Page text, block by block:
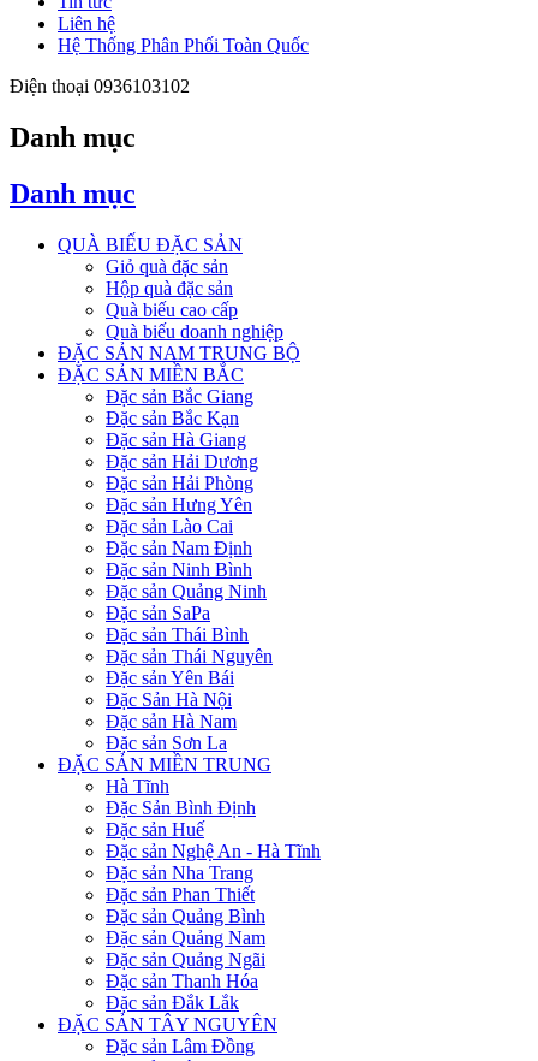
Liên hệ
Hệ Thống Phân Phối Toàn Quốc
Điện thoại 0936103102
Danh mục
Danh mục
QUÀ BIẾU ĐẶC SẢN
Giỏ quà đặc sản
Hộp quà đặc sản
Quà biếu cao cấp
Quà biếu doanh nghiệp
ĐẶC SẢN NAM TRUNG BỘ
ĐẶC SẢN MIỀN BẮC
Đặc sản Bắc Giang
Đặc sản Bắc Kạn
Đặc sản Hà Giang
Đặc sản Hải Dương
Đặc sản Hải Phòng
Đặc sản Hưng Yên
Đặc sản Lào Cai
Đặc sản Nam Định
Đặc sản Ninh Bình
Đặc sản Quảng Ninh
Đặc sản SaPa
Đặc sản Thái Bình
Đặc sản Thái Nguyên
Đặc sản Yên Bái
Đặc Sản Hà Nội
Đặc sản Hà Nam
Đặc sản Sơn La
ĐẶC SẢN MIỀN TRUNG
Hà Tĩnh
Đặc Sản Bình Định
Đặc sản Huế
Đặc sản Nghệ An - Hà Tĩnh
Đặc sản Nha Trang
Đặc sản Phan Thiết
Đặc sản Quảng Bình
Đặc sản Quảng Nam
Đặc sản Quảng Ngãi
Đặc sản Thanh Hóa
Đặc sản Đắk Lắk
ĐẶC SẢN TÂY NGUYÊN
Đặc sản Lâm Đồng